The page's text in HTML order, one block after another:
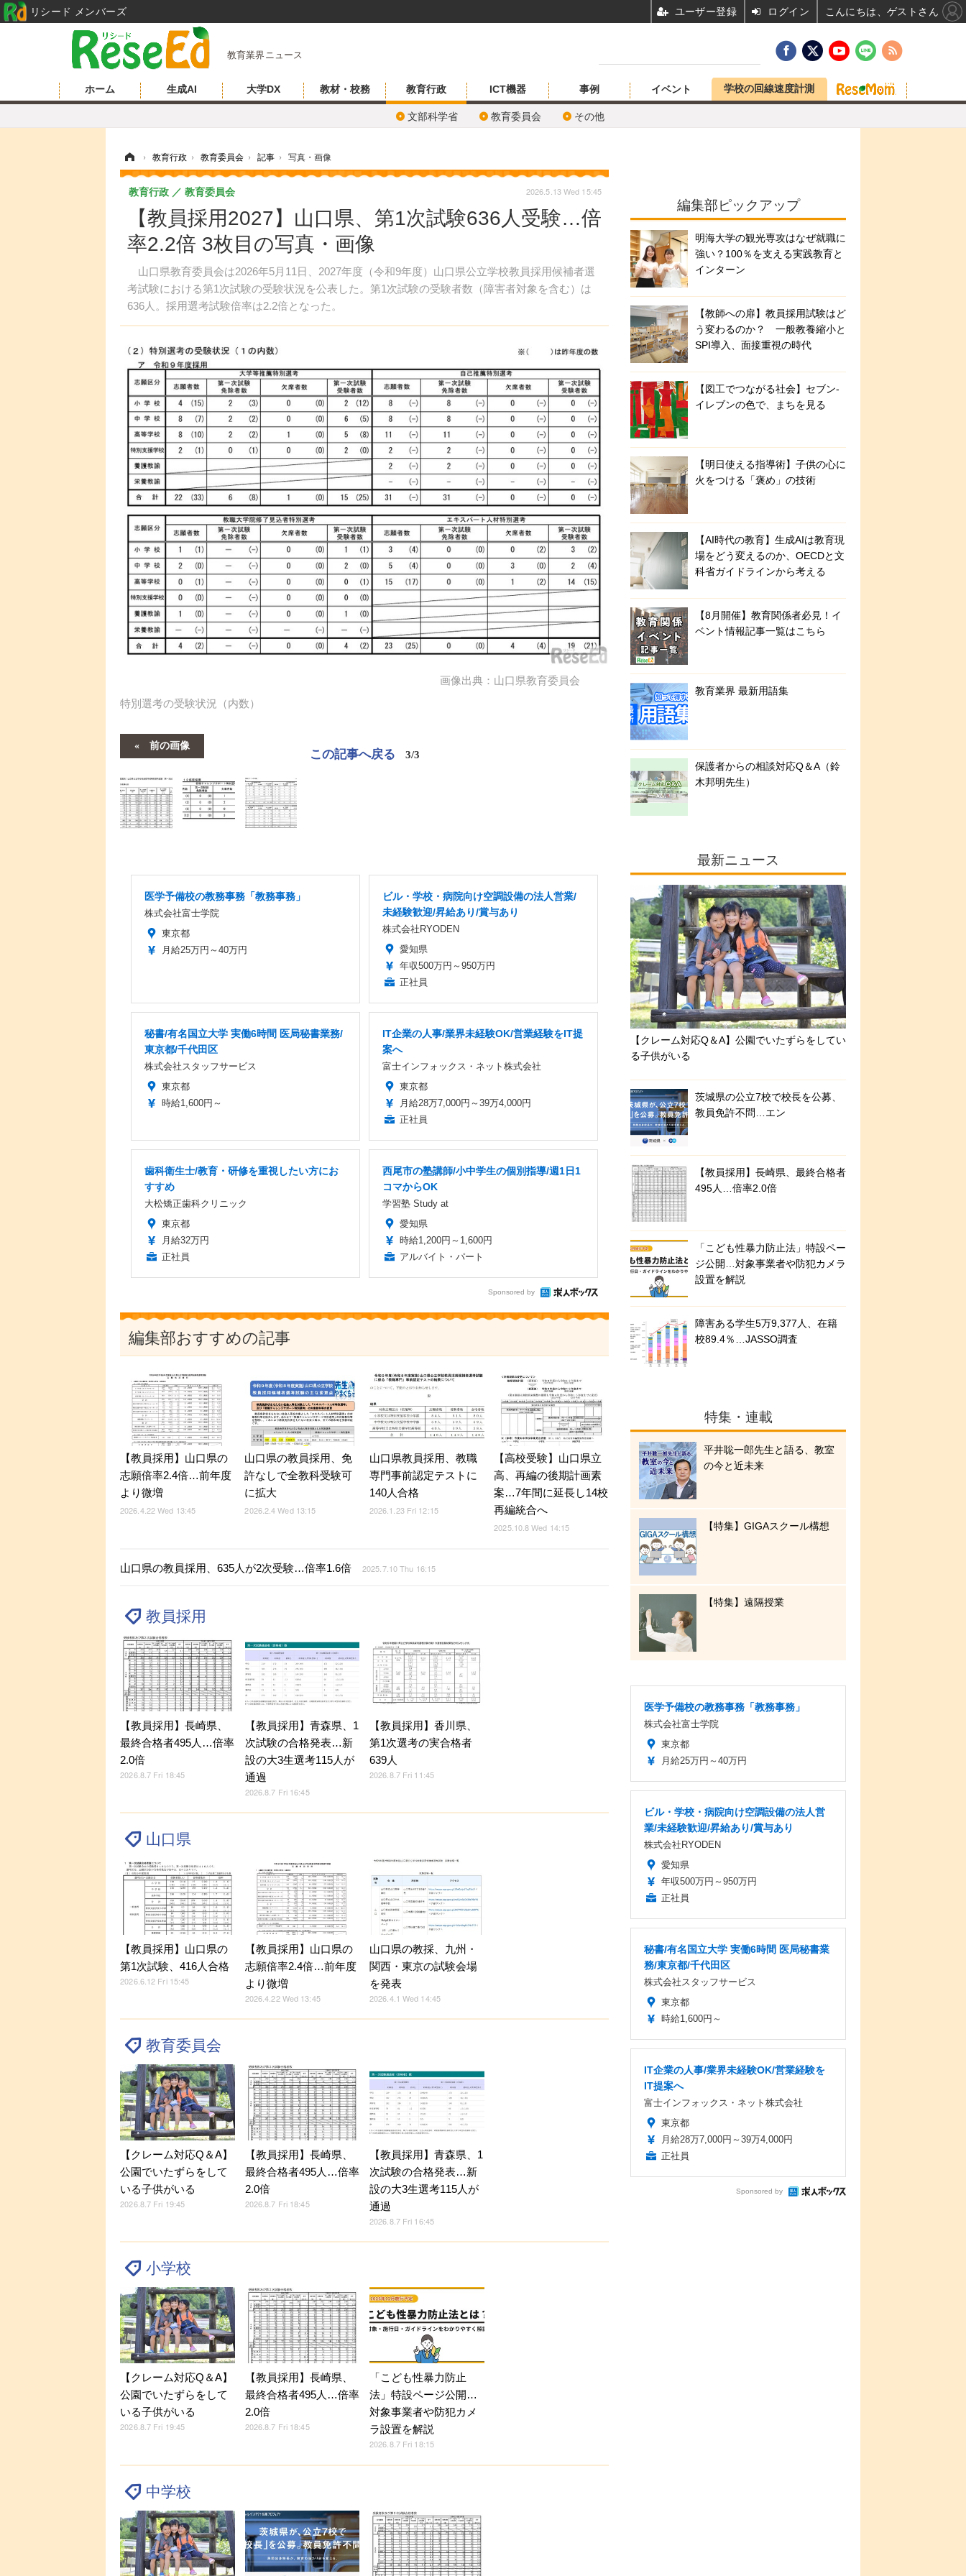
教育業界ニュース
ホーム 生成AI 大学DX 教材・校務 教育行政
文部科学省 教育委員会 その他
ICT機器 事例 イベント 学校の回線速度計測
› 教育行政 › 教育委員会 › 記事 › 写真・画像
【教員採用2027】山口県、第1次試験636人受験…倍
率2.2倍 3枚目の写真・画像
山口県教育委員会は2026年5月11日、2027年度（令和9年度）山口県公立学校教員採用候補者選
考試験における第1次試験の受験状況を公表した。第1次試験の受験者数（障害者対象を含む）は
636人。採用選考試験倍率は2.2倍となった。
教育行政 教育委員会 2026.5.13 Wed 15:45
画像出典：山口県教育委員会
特別選考の受験状況（内数）
前の画像
この記事へ戻る 3/3
医学予備校の教務事務「教務事務」
株式会社富士学院
東京都
月給25万円～40万円
ビル・学校・病院向け空調設備の法人営業/
未経験歓迎/昇給あり/賞与あり
株式会社RYODEN
愛知県
年収500万円～950万円
正社員
秘書/有名国立大学 実働6時間 医局秘書業務/
東京都/千代田区
株式会社スタッフサービス
東京都
時給1,600円～
IT企業の人事/業界未経験OK/営業経験をIT提
案へ
富士インフォックス・ネット株式会社
東京都
月給28万7,000円～39万4,000円
正社員
歯科衛生士/教育・研修を重視したい方にお
すすめ
大松矯正歯科クリニック
東京都
月給32万円
正社員
西尾市の塾講師/小中学生の個別指導/週1日1
コマからOK
学習塾 Study at
愛知県
時給1,200円～1,600円
アルバイト・パート
Sponsored by
編集部おすすめの記事
【教員採用】山口県の
志願倍率2.4倍…前年度
より微増
2026.4.22 Wed 13:45
山口県の教員採用、免
許なしで全教科受験可
に拡大
2026.2.4 Wed 13:15
山口県教員採用、教職
専門事前認定テストに
140人合格
2026.1.23 Fri 12:15
【高校受験】山口県立
高、再編の後期計画素
案…7年間に延長し14校
再編統合へ
2025.10.8 Wed 14:15
山口県の教員採用、635人が2次受験…倍率1.6倍 2025.7.10 Thu 16:15
教員採用
【教員採用】長崎県、
最終合格者495人…倍率
2.0倍
2026.8.7 Fri 18:45
【教員採用】青森県、1
次試験の合格発表…新
設の大3生選考115人が
通過
2026.8.7 Fri 16:45
【教員採用】香川県、
第1次選考の実合格者
639人
2026.8.7 Fri 11:45
山口県
【教員採用】山口県の
第1次試験、416人合格
2026.6.12 Fri 15:45
【教員採用】山口県の
志願倍率2.4倍…前年度
より微増
2026.4.22 Wed 13:45
山口県の教採、九州・
関西・東京の試験会場
を発表
2026.4.1 Wed 14:45
教育委員会
【クレーム対応Q＆A】
公園でいたずらをして
いる子供がいる
2026.8.7 Fri 19:45
【教員採用】長崎県、
最終合格者495人…倍率
2.0倍
2026.8.7 Fri 18:45
【教員採用】青森県、1
次試験の合格発表…新
設の大3生選考115人が
通過
2026.8.7 Fri 16:45
小学校
【クレーム対応Q＆A】
公園でいたずらをして
いる子供がいる
2026.8.7 Fri 19:45
【教員採用】長崎県、
最終合格者495人…倍率
2.0倍
2026.8.7 Fri 18:45
「こども性暴力防止
法」特設ページ公開…
対象事業者や防犯カメ
ラ設置を解説
2026.8.7 Fri 18:15
中学校
編集部ピックアップ
明海大学の観光専攻はなぜ就職に
強い？100％を支える実践教育と
インターン
【教師への扉】教員採用試験はど
う変わるのか？ 一般教養縮小と
SPI導入、面接重視の時代
【図工でつながる社会】セブン‐
イレブンの色で、まちを見る
【明日使える指導術】子供の心に
火をつける「褒め」の技術
【AI時代の教育】生成AIは教育現
場をどう変えるのか、OECDと文
科省ガイドラインから考える
【8月開催】教育関係者必見！イ
ベント情報記事一覧はこちら
教育業界 最新用語集
保護者からの相談対応Q＆A（鈴
木邦明先生）
最新ニュース
【クレーム対応Q＆A】公園でいたずらをしてい
る子供がいる
茨城県の公立7校で校長を公募、
教員免許不問…エン
【教員採用】長崎県、最終合格者
495人…倍率2.0倍
「こども性暴力防止法」特設ペー
ジ公開…対象事業者や防犯カメラ
設置を解説
障害ある学生5万9,377人、在籍
校89.4％…JASSO調査
特集・連載
平井聡一郎先生と語る、教室
の今と近未来
【特集】GIGAスクール構想
【特集】遠隔授業
医学予備校の教務事務「教務事務」
株式会社富士学院
東京都
月給25万円～40万円
ビル・学校・病院向け空調設備の法人営
業/未経験歓迎/昇給あり/賞与あり
株式会社RYODEN
愛知県
年収500万円～950万円
正社員
秘書/有名国立大学 実働6時間 医局秘書業
務/東京都/千代田区
株式会社スタッフサービス
東京都
時給1,600円～
IT企業の人事/業界未経験OK/営業経験を
IT提案へ
富士インフォックス・ネット株式会社
東京都
月給28万7,000円～39万4,000円
正社員
Sponsored by
リシード メンバーズ ユーザー登録 ログイン こんにちは、ゲストさん